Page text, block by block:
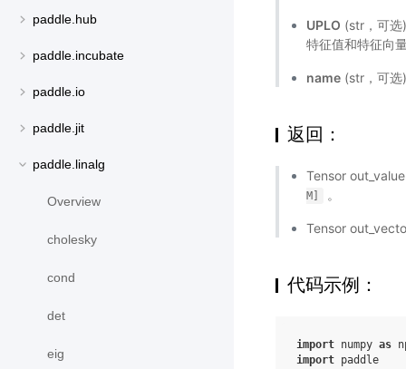
paddle.hub
paddle.incubate
paddle.io
paddle.jit
paddle.linalg
Overview
cholesky
cond
det
eig
UPLO (str，可选
特征值和特征向
name (str，可
返回：
Tensor
M] 。
Tensor
代码示例：
import numpy as
import paddle